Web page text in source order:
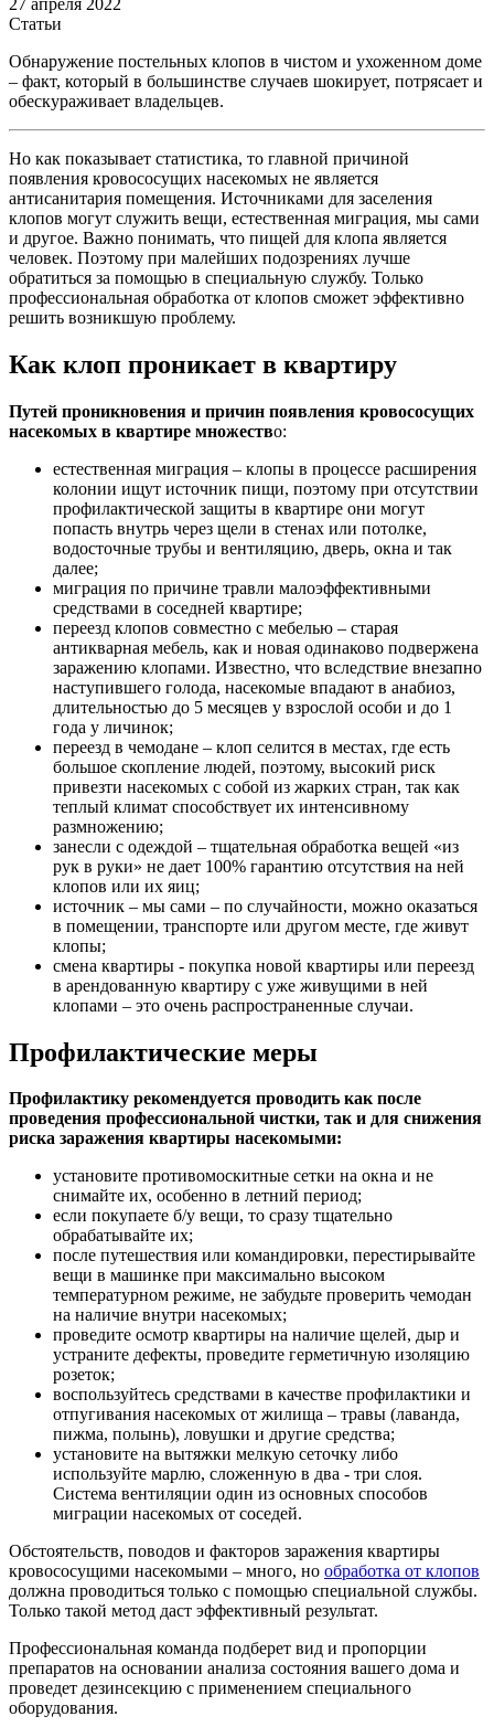
Статьи
Обнаружение постельных клопов в чистом и ухоженном доме
– факт, который в большинстве случаев шокирует, потрясает и
обескураживает владельцев.
Но как показывает статистика, то главной причиной
появления кровососущих насекомых не является
антисанитария помещения. Источниками для заселения
клопов могут служить вещи, естественная миграция, мы сами
и другое. Важно понимать, что пищей для клопа является
человек. Поэтому при малейших подозрениях лучше
обратиться за помощью в специальную службу. Только
профессиональная обработка от клопов сможет эффективно
решить возникшую проблему.
Как клоп проникает в квартиру
Путей проникновения и причин появления кровососущих
насекомых в квартире множество:
естественная миграция – клопы в процессе расширения
колонии ищут источник пищи, поэтому при отсутствии
профилактической защиты в квартире они могут
попасть внутрь через щели в стенах или потолке,
водосточные трубы и вентиляцию, дверь, окна и так
далее;
миграция по причине травли малоэффективными
средствами в соседней квартире;
переезд клопов совместно с мебелью – старая
антикварная мебель, как и новая одинаково подвержена
заражению клопами. Известно, что вследствие внезапно
наступившего голода, насекомые впадают в анабиоз,
длительностью до 5 месяцев у взрослой особи и до 1
года у личинок;
переезд в чемодане – клоп селится в местах, где есть
большое скопление людей, поэтому, высокий риск
привезти насекомых с собой из жарких стран, так как
теплый климат способствует их интенсивному
размножению;
занесли с одеждой – тщательная обработка вещей «из
рук в руки» не дает 100% гарантию отсутствия на ней
клопов или их яиц;
источник – мы сами – по случайности, можно оказаться
в помещении, транспорте или другом месте, где живут
клопы;
смена квартиры - покупка новой квартиры или переезд
в арендованную квартиру с уже живущими в ней
клопами – это очень распространенные случаи.
Профилактические меры
Профилактику рекомендуется проводить как после
проведения профессиональной чистки, так и для снижения
риска заражения квартиры насекомыми:
установите противомоскитные сетки на окна и не
снимайте их, особенно в летний период;
если покупаете б/у вещи, то сразу тщательно
обрабатывайте их;
после путешествия или командировки, перестирывайте
вещи в машинке при максимально высоком
температурном режиме, не забудьте проверить чемодан
на наличие внутри насекомых;
проведите осмотр квартиры на наличие щелей, дыр и
устраните дефекты, проведите герметичную изоляцию
розеток;
воспользуйтесь средствами в качестве профилактики и
отпугивания насекомых от жилища – травы (лаванда,
пижма, полынь), ловушки и другие средства;
установите на вытяжки мелкую сеточку либо
используйте марлю, сложенную в два - три слоя.
Система вентиляции один из основных способов
миграции насекомых от соседей.
Обстоятельств, поводов и факторов заражения квартиры
кровососущими насекомыми – много, но обработка от клопов
должна проводиться только с помощью специальной службы.
Только такой метод даст эффективный результат.
Профессиональная команда подберет вид и пропорции
препаратов на основании анализа состояния вашего дома и
проведет дезинсекцию с применением специального
оборудования.